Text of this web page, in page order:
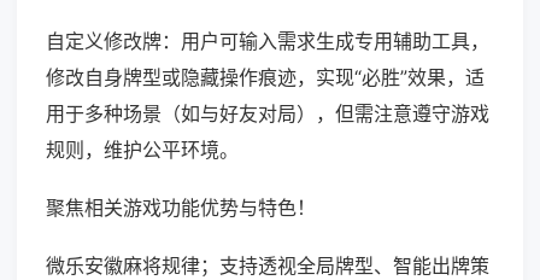
自定义修改牌：用户可输入需求生成专用辅助工具，
修改自身牌型或隐藏操作痕迹，实现“必胜”效果，适
用于多种场景（如与好友对局），但需注意遵守游戏
规则，维护公平环境。
聚焦相关游戏功能优势与特色！
微乐安徽麻将规律；支持透视全局牌型、智能出牌策